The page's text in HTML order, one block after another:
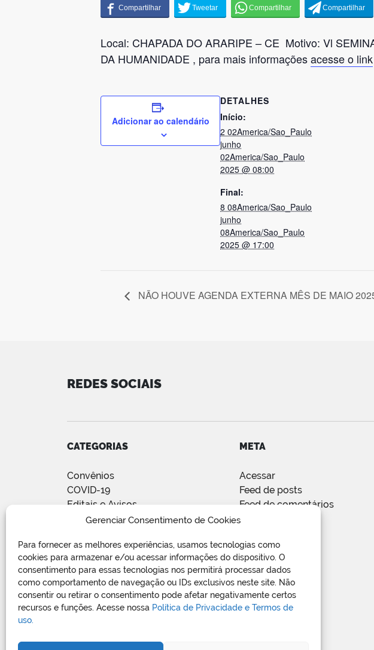
Gerenciar Consentimento de Cookies
Para fornecer as melhores experiências, usamos tecnologias como
cookies para armazenar e/ou acessar informações do dispositivo. O
consentimento para essas tecnologias nos permitirá processar dados
como comportamento de navegação ou IDs exclusivos neste site. Não
consentir ou retirar o consentimento pode afetar negativamente certos
recursos e funções. Acesse nossa Política de Privacidade e Termos de
uso.
Local: CHAPADA DO ARARIPE – CE Motivo: Vl
DA HUMANIDADE , para mais informaçõesacesse o link
Facebook
Adicionar ao calendário
DETALHES
Início:
2 02America/Sao_Paulo
junho
02America/Sao_Paulo
2025 @ 08:00
Final:
8 08America/Sao_Paulo
junho
08America/Sao_Paulo
2025 @ 17:00
NÃO HOUVE AGENDA EXTERNA MÊS DE MAIO
REDES SOCIAIS
CATEGORIAS
Convênios
COVID-19
Editais e Avisos
Notícias
de Obras Públicas
Sem categoria
Vagas de Emprego
META
Acessar
Feed de posts
Feed de comentários
WordPress.org